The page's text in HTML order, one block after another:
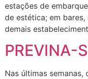
estações de
de estética; em
demais
PREVINA-
Nas últimas semanas,